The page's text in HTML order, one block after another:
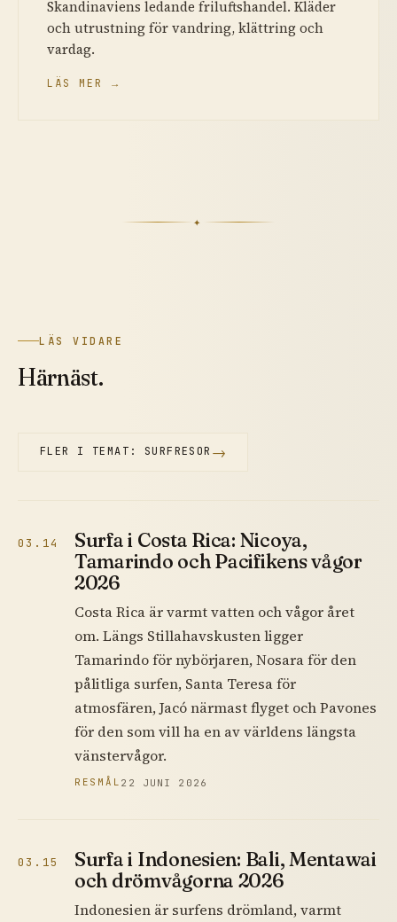
Skandinaviens ledande friluftshandel. Kläder
och utrustning för vandring, klättring och
vardag.
LÄS MER →
✦
LÄS VIDARE
Härnäst.
FLER I TEMAT: SURFRESOR →
03.14
Surfa i Costa Rica: Nicoya,
Tamarindo och Pacifikens vågor
2026
Costa Rica är varmt vatten och vågor året
om. Längs Stillahavskusten ligger
Tamarindo för nybörjaren, Nosara för den
pålitliga surfen, Santa Teresa för
atmosfären, Jacó närmast flyget och Pavones
för den som vill ha en av världens längsta
vänstervågor.
RESMÅL 22 JUNI 2026
03.15
Surfa i Indonesien: Bali, Mentawai
och drömvågorna 2026
Indonesien är surfens drömland, varmt